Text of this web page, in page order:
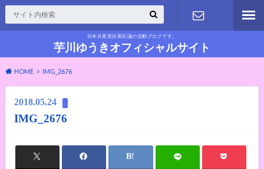
日本共産党目黒区議の活動ブログです。
芋川ゆうきオフィシャルサイト
お問い合わ
HOME IMG_2676
2018.05.24
IMG_2676